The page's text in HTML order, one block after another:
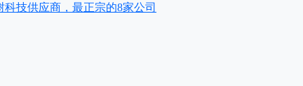
科技供应商，最正宗的8家公司